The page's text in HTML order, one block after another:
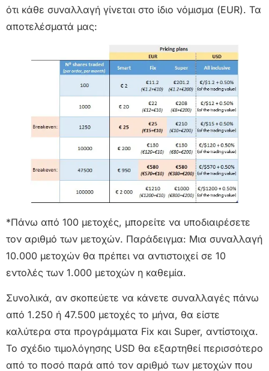
ότι κάθε συναλλαγή γίνεται στο ίδιο νόμισμα (EUR). Τα
αποτελέσματά μας:
*Πάνω από 100 μετοχές, μπορείτε να υποδιαιρέσετε
τον αριθμό των μετοχών. Παράδειγμα: Μια συναλλαγή
10.000 μετοχών θα πρέπει να αντιστοιχεί σε 10
εντολές των 1.000 μετοχών η καθεμία.
Συνολικά, αν σκοπεύετε να κάνετε συναλλαγές πάνω
από 1.250 ή 47.500 μετοχές το μήνα, θα είστε
καλύτερα στα προγράμματα Fix και Super, αντίστοιχα.
Το σχέδιο τιμολόγησης USD θα εξαρτηθεί περισσότερο
από το ποσό παρά από τον αριθμό των μετοχών που